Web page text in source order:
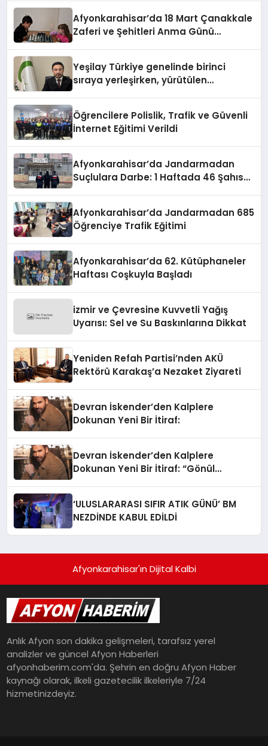
Afyonkarahisar’da 18 Mart Çanakkale
Zaferi ve Şehitleri Anma Günü
Yeşilay Türkiye genelinde birinci
sıraya yerleşirken, yürütülen
Öğrencilere Polislik, Trafik ve Güvenli
İnternet Eğitimi Verildi
Afyonkarahisar’da Jandarmadan
Suçlulara Darbe: 1 Haftada 46 Şahıs
Afyonkarahisar’da Jandarmadan 685
Öğrenciye Trafik Eğitimi
Afyonkarahisar’da 62. Kütüphaneler
Haftası Coşkuyla Başladı
izmir ve Çevresine Kuvvetli Yağış
Uyarısı: Sel ve Su Baskınlarına Dikkat
Yeniden Refah Partisi’nden AKÜ
Rektörü Karakaş’a Nezaket Ziyareti
Devran İskender’den Kalplere
Dokunan Yeni Bir İtiraf:
Devran İskender’den Kalplere
Dokunan Yeni Bir İtiraf: “Gönül
‘ULUSLARARASI SIFIR ATIK GÜNÜ’ BM
NEZDİNDE KABUL EDİLDİ
Afyonkarahisar'ın Dijital Kalbi
Anlık Afyon son dakika gelişmeleri, tarafsız yerel
analizler ve güncel Afyon Haberleri
afyonhaberim.com'da. Şehrin en doğru Afyon Haber
kaynağı olarak, ilkeli gazetecilik ilkeleriyle 7/24
hizmetinizdeyiz.